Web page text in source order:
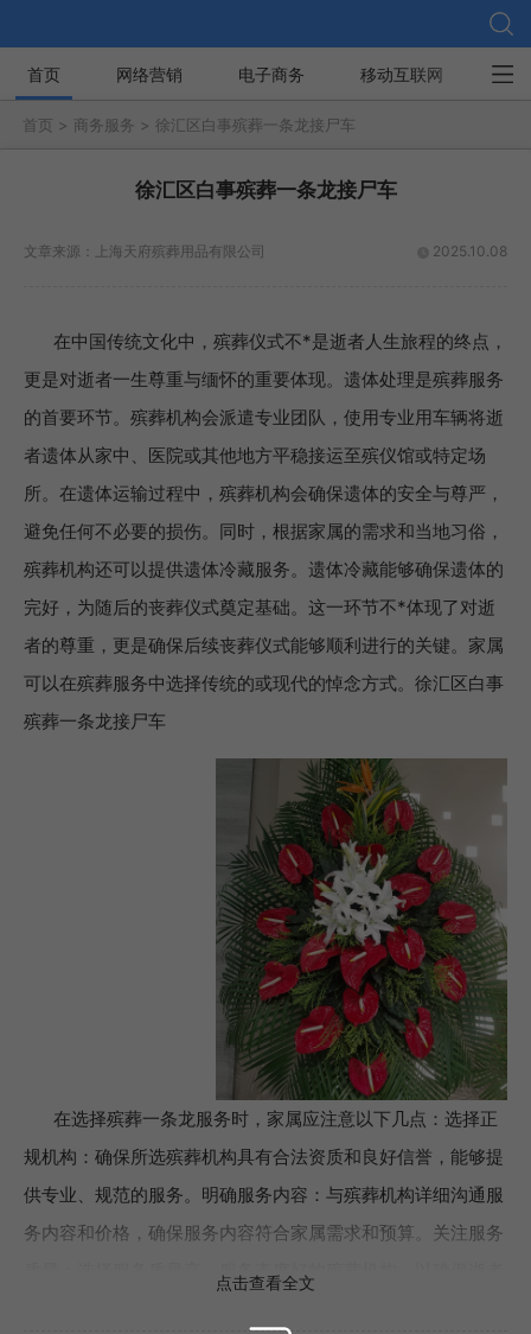
首页 网络营销 电子商务 移动互联网 社
首页 > 商务服务 > 徐汇区白事殡葬一条龙接尸车
徐汇区白事殡葬一条龙接尸车
2025.10.08
文章来源： 上海天府殡葬用品有限公司
在中国传统文化中，殡葬仪式不*是逝者人生旅程的终点，
更是对逝者一生尊重与缅怀的重要体现。遗体处理是殡葬服务
的首要环节。殡葬机构会派遣专业团队，使用专业用车辆将逝
者遗体从家中、医院或其他地方平稳接运至殡仪馆或特定场
所。在遗体运输过程中，殡葬机构会确保遗体的安全与尊严，
避免任何不必要的损伤。同时，根据家属的需求和当地习俗，
殡葬机构还可以提供遗体冷藏服务。遗体冷藏能够确保遗体的
完好，为随后的丧葬仪式奠定基础。这一环节不*体现了对逝
者的尊重，更是确保后续丧葬仪式能够顺利进行的关键。家属
可以在殡葬服务中选择传统的或现代的悼念方式。徐汇区白事
殡葬一条龙接尸车
在选择殡葬一条龙服务时，家属应注意以下几点：选择正
规机构：确保所选殡葬机构具有合法资质和良好信誉，能够提
供专业、规范的服务。明确服务内容：与殡葬机构详细沟通服
务内容和价格，确保服务内容符合家属需求和预算。关注服务
质量：选择服务质量高、服务态度好的殡葬机构，以确保逝者
点击查看全文